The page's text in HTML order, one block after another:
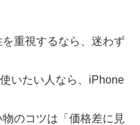
重視するなら、迷わず
いたい人なら、iPhone
のコツは「価格差に見